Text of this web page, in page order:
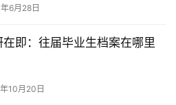
6月28日
在即：往届毕业生档案在哪里
10月20日